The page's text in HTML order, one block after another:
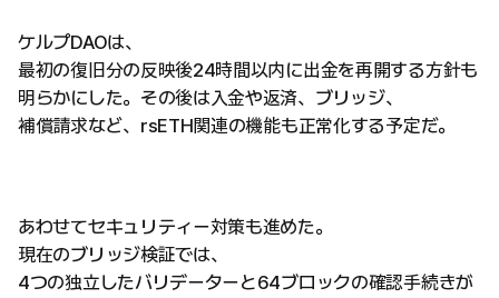
ケルプDAOは、
最初の復旧分の反映後24時間以内に出金を再開する方針も
明らかにした。その後は入金や返済、ブリッジ、
補償請求など、rsETH関連の機能も正常化する予定だ。
あわせてセキュリティー対策も進めた。
現在のブリッジ検証では、
4つの独立したバリデーターと64ブロックの確認手続きが